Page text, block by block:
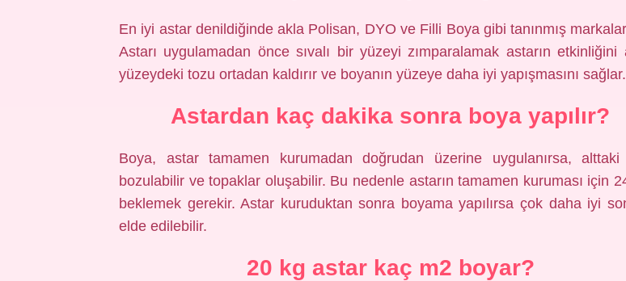
En iyi astar denildiğinde akla Polisan, DYO ve Filli Boya gibi tanınmış
Astarı uygulamadan önce sıvalı bir yüzeyi zımparalamak astarın etkinliğini
yüzeydeki tozu ortadan kaldırır ve boyanın yüzeye daha iyi yapışmasını sağlar.
Astardan kaç dakika sonra boya yapılır?
Boya, astar tamamen kurumadan doğrudan üzerine uygulanırsa, alttaki
bozulabilir ve topaklar oluşabilir. Bu nedenle astarın tamamen kuruması için
beklemek gerekir. Astar kuruduktan sonra boyama yapılırsa çok daha iyi
elde edilebilir.
20 kg astar kaç m2 boyar?